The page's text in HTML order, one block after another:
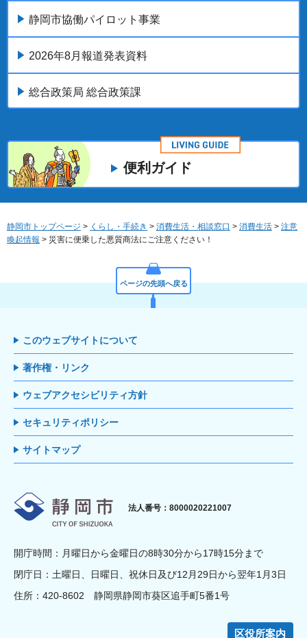
静岡市協働パイロット事業
2026年8月報道発表資料
総合政策局 総合政策課
便利ガイド
静岡市トップページ > くらし・手続き > 消費生活・相談窓口 > 消費生活 > 注意
喚起情報 > 災害に便乗した悪質商法にご注意ください！
ページの先頭へ戻る
このウェブサイトについて
著作権・リンク
ウェブアクセシビリティ方針
セキュリティポリシー
サイトマップ
静岡市
法人番号：8000020221007
開庁時間：月曜日から金曜日の8時30分から17時15分まで
閉庁日：土曜日、日曜日、祝休日及び12月29日から翌年1月3日
住所：420-8602 静岡県静岡市葵区追手町5番1号
区役所案内